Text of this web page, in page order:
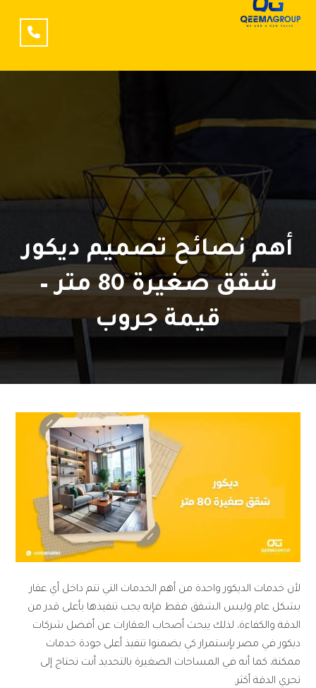
أهم نصائح تصميم ديكور
شقق صغيرة 80 متر –
قيمة جروب
لأن خدمات الديكور واحدة من أهم الخدمات التي تتم داخل أي عقار
بشكل عام وليس الشقق فقط فإنه يجب تنفيذها بأعلى قدر من
الدقة والكفاءة، لذلك يبحث أصحاب العقارات عن أفضل شركات
ديكور في مصر بإستمرار كي يضمنوا تنفيذ أعلى جودة خدمات
ممكنة، كما أنه في المساحات الصغيرة بالتحديد أنت تحتاج إلى
تحري الدقة أكثر.